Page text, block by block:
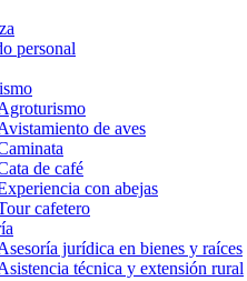
personal
de aves
de café
con abejas
cafetero
jurídica en bienes y raíces
técnica y extensión rural